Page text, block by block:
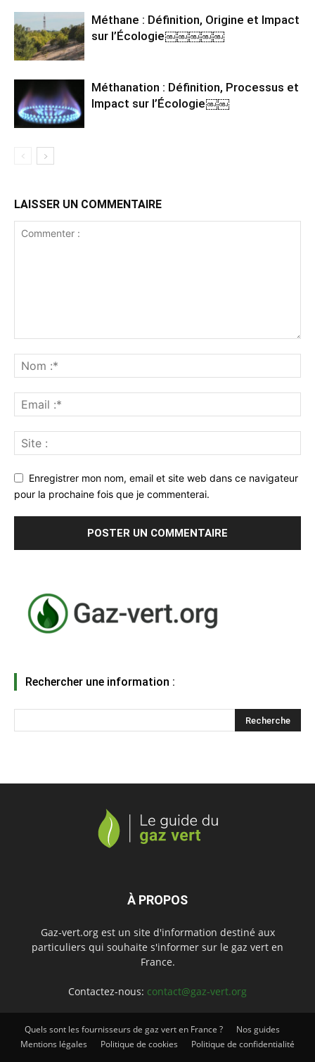
Méthane : Définition, Origine et Impact
sur l’Écologie￼￼￼￼￼
Méthanation : Définition, Processus et
Impact sur l’Écologie￼￼
LAISSER UN COMMENTAIRE
Enregistrer mon nom, email et site web dans ce navigateur
pour la prochaine fois que je commenterai.
Rechercher une information :
À PROPOS
Gaz-vert.org est un site d'information destiné aux
particuliers qui souhaite s'informer sur le gaz vert en
France.
Contactez-nous: contact@gaz-vert.org
Quels sont les fournisseurs de gaz vert en France ?
Nos guides
Mentions légales
Politique de cookies Politique de confidentialité